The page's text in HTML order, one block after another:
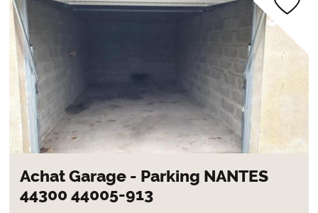
Achat Garage - Parking NANTES
44300 44005-913